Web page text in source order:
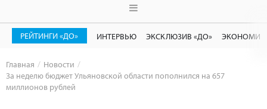
РЕЙТИНГИ «ДО» ИНТЕРВЬЮ ЭКСКЛЮЗИВ «ДО»
Главная
Новости
За неделю бюджет Ульяновской области пополнился на 657
миллионов рублей